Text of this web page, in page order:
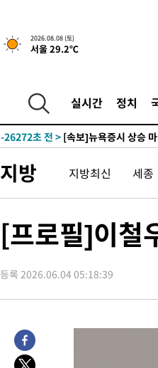
2026.08.08 (토)
서울 29.2℃
실시간 정치
-26272초 전 > [속보]뉴욕증시 상승
지방 지방최신 세종
[프로필]이철
등록 2026.06.04 05:18:39